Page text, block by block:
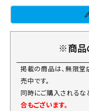
※商品
掲載の商品は、無限堂
売中です。
同時にご購入されるな
合もございます。